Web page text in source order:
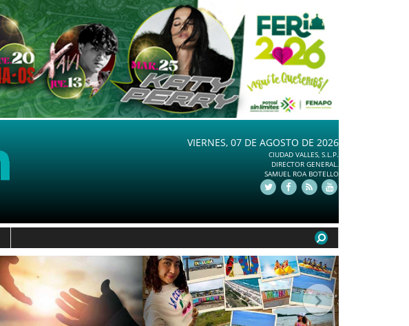
VIERNES, 07 DE AGOSTO DE 2026
CIUDAD VALLES, S.L.P.
DIRECTOR GENERAL.
SAMUEL ROA BOTELLO